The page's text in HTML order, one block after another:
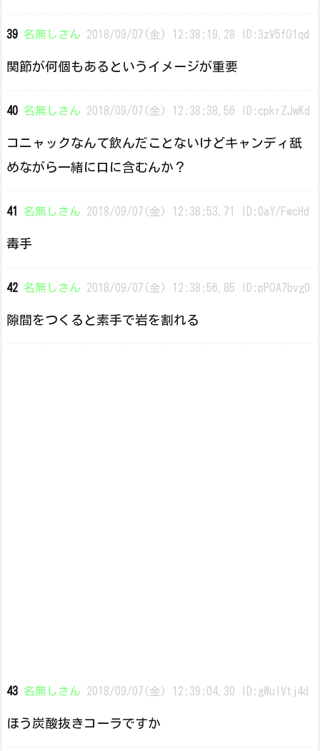
39 名無しさん 2018/09/07(金) 12:38:19.28 ID:3zV5fO1qd
関節が何個もあるというイメージが重要
40 名無しさん 2018/09/07(金) 12:38:38.56 ID:cpkrZJwKd
コニャックなんて飲んだことないけどキャンディ舐
めながら一緒に口に含むんか？
41 名無しさん 2018/09/07(金) 12:38:53.71 ID:0aY/FwcHd
毒手
42 名無しさん 2018/09/07(金) 12:38:56.85 ID:pPOA7bvg0
隙間をつくると素手で岩を割れる
43 名無しさん 2018/09/07(金) 12:39:04.30 ID:gWulVtj4d
ほう炭酸抜きコーラですか